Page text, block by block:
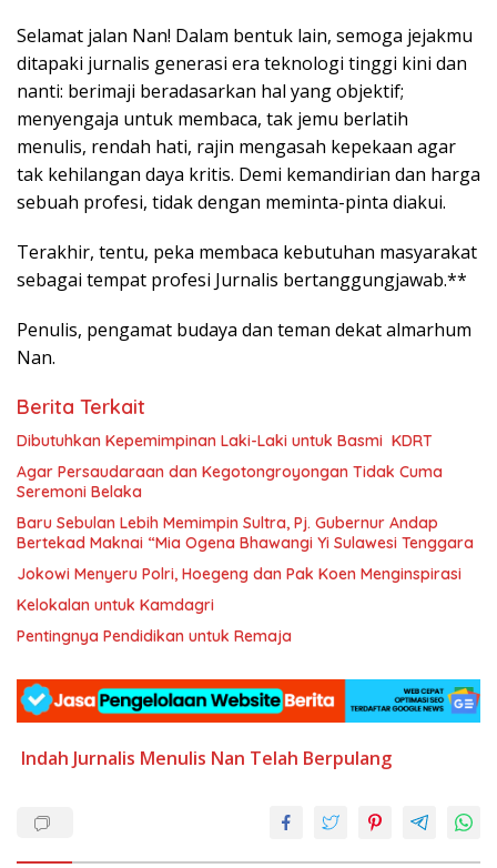
Selamat jalan Nan! Dalam bentuk lain, semoga jejakmu
ditapaki jurnalis generasi era teknologi tinggi kini dan
nanti: berimaji beradasarkan hal yang objektif;
menyengaja untuk membaca, tak jemu berlatih
menulis, rendah hati, rajin mengasah kepekaan agar
tak kehilangan daya kritis. Demi kemandirian dan harga
sebuah profesi, tidak dengan meminta-pinta diakui.
Terakhir, tentu, peka membaca kebutuhan masyarakat
sebagai tempat profesi Jurnalis bertanggungjawab.**
Penulis, pengamat budaya dan teman dekat almarhum
Nan.
Berita Terkait
Dibutuhkan Kepemimpinan Laki-Laki untuk Basmi KDRT
Agar Persaudaraan dan Kegotongroyongan Tidak Cuma
Seremoni Belaka
Baru Sebulan Lebih Memimpin Sultra, Pj. Gubernur Andap
Bertekad Maknai “Mia Ogena Bhawangi Yi Sulawesi Tenggara
Jokowi Menyeru Polri, Hoegeng dan Pak Koen Menginspirasi
Kelokalan untuk Kamdagri
Pentingnya Pendidikan untuk Remaja
Indah Jurnalis Menulis Nan Telah Berpulang